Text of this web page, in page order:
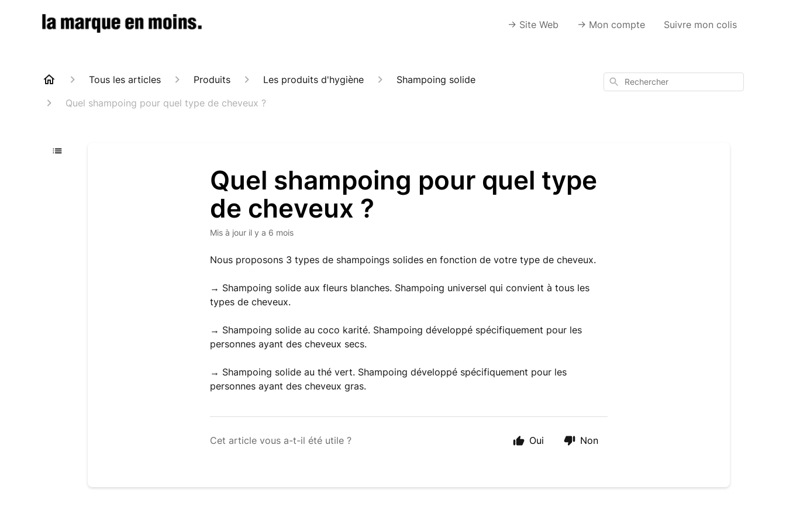
-> Site Web -> Mon compte Suivre mon colis
Tous les articles Produits Les produits d'hygiène
Shampoing solide
Quel shampoing pour quel type de cheveux ?
Rechercher
Quel shampoing pour quel type
de cheveux ?
Mis à jour il y a 6 mois
Nous proposons 3 types de shampoings solides en fonction de votre type de cheveux.
→ Shampoing solide aux fleurs blanches. Shampoing universel qui convient à tous les
types de cheveux.
→ Shampoing solide au coco karité. Shampoing développé spécifiquement pour les
personnes ayant des cheveux secs.
→ Shampoing solide au thé vert. Shampoing développé spécifiquement pour les
personnes ayant des cheveux gras.
Cet article vous a-t-il été utile ? Oui Non